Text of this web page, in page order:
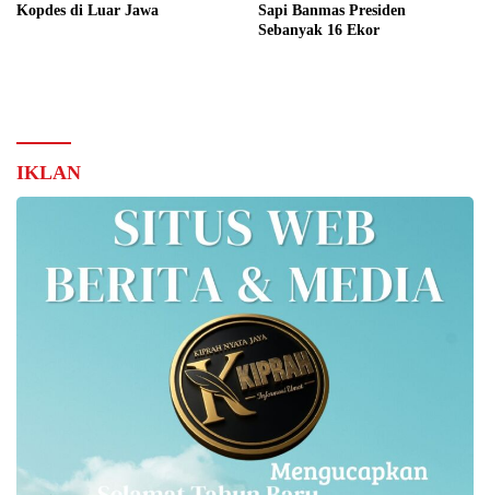
Kopdes di Luar Jawa
Sapi Banmas Presiden
Sebanyak 16 Ekor
IKLAN